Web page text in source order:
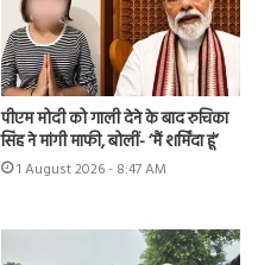
पीएम मोदी को गाली देने के बाद रुचिका
सिंह ने मांगी माफी, बोलीं- ‘मैं शर्मिंदा हूं’
1 August 2026 - 8:47 AM